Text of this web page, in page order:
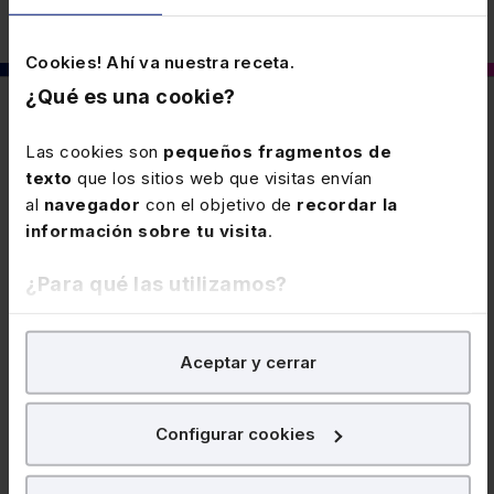
Cookies! Ahí va nuestra receta.
¿Qué es una cookie?
Las cookies son pequeños fragmentos de
texto que los sitios web que visitas envían
al navegador con el objetivo de recordar la
información sobre tu visita.
¿Para qué las utilizamos?
En Lefebvre utilizamos las cookies confines
para tratar demejorar tu experiencia
nuestra página web. También con fines publicitarios,
Aceptar y cerrar
Configurar cookies
También puede interesarte
5 MAYO 2026
Procedimiento para rectificar cuotas
rectificar las cuotas del IVA repercutidas cuando se
produce una minoración de estas, el procedimiento de
en la declaración-liquidación del periodo.